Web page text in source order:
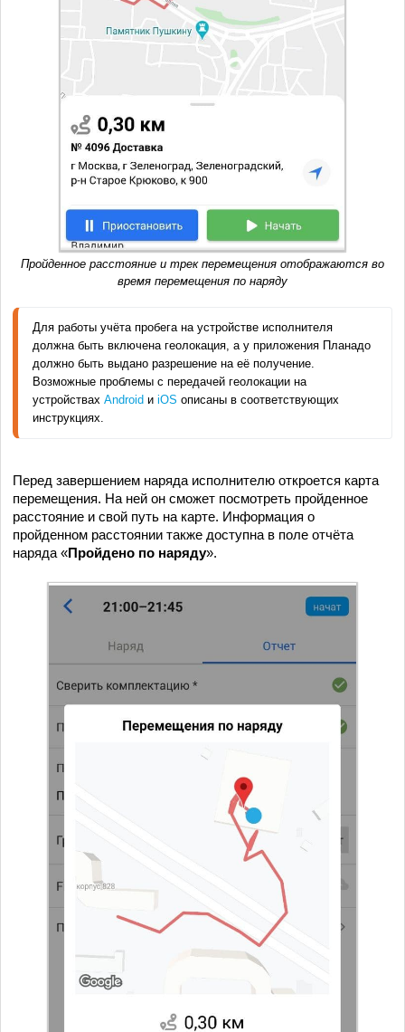
Пройденное расстояние и трек перемещения отображаются во
время перемещения по наряду
Для работы учёта пробега на устройстве исполнителя
должна быть включена геолокация, а у приложения Планадо
должно быть выдано разрешение на её получение.
Возможные проблемы с передачей геолокации на
устройствах Android и iOS описаны в соответствующих
инструкциях.
Перед завершением наряда исполнителю откроется карта
перемещения. На ней он сможет посмотреть пройденное
расстояние и свой путь на карте. Информация о
пройденном расстоянии также доступна в поле отчёта
наряда «Пройдено по наряду».